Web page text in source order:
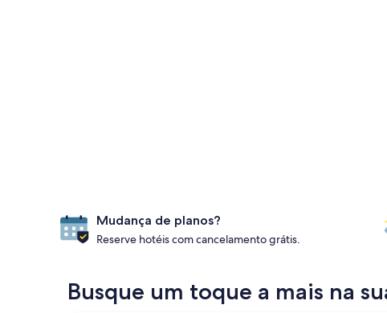
Mudança de planos?
Reserve hotéis com cancelamento grátis.
Busque um toque a mais na